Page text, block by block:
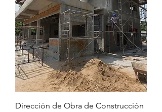
Dirección de Obra de Construcción